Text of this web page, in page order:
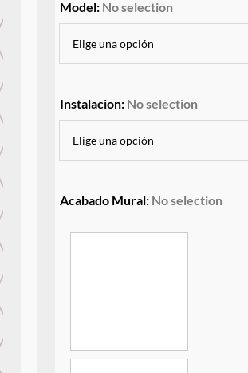
Model: No selection
Instalacion: No selection
Acabado Mural: No selection